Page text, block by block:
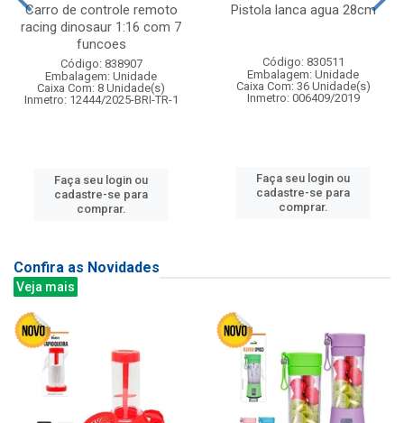
Carro de controle remoto
racing dinosaur 1:16 com 7
funcoes
Código: 838907
Embalagem: Unidade
Caixa Com: 8 Unidade(s)
Inmetro: 12444/2025-BRI-TR-1
Faça seu login ou
cadastre-se para
comprar.
Pistola lanca agua 28cm
Código: 830511
Embalagem: Unidade
Caixa Com: 36 Unidade(s)
Inmetro: 006409/2019
Faça seu login ou
cadastre-se para
comprar.
Confira as Novidades
Veja mais